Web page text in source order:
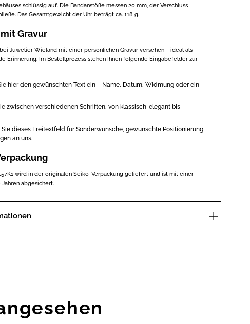
schlüssig auf. Die Bandanstöße messen 20 mm, der Verschluss
Das Gesamtgewicht der Uhr beträgt ca. 118 g.
Gravur
bei Juwelier Wieland mit einer persönlichen Gravur versehen – ideal als
Erinnerung. Im Bestellprozess stehen Ihnen folgende Eingabefelder zur
hier den gewünschten Text ein – Name, Datum, Widmung oder ein
zwischen verschiedenen Schriften, von klassisch-elegant bis
Sie dieses Freitextfeld für Sonderwünsche, gewünschte Positionierung
an uns.
wird in der originalen Seiko-Verpackung geliefert und ist mit einer
abgesichert.